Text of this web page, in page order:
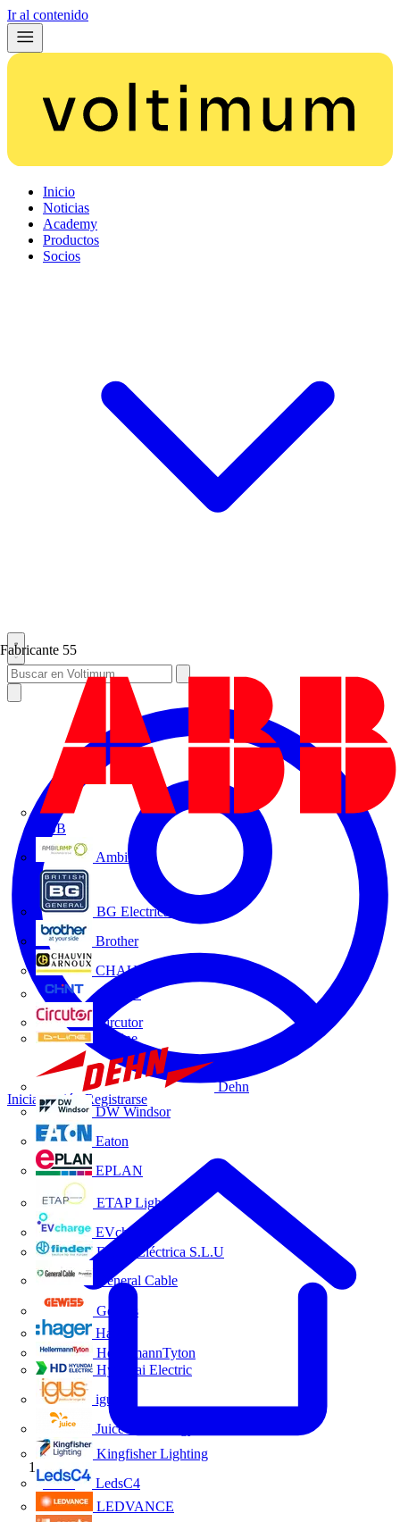
Ir al contenido
Inicio
Noticias
Academy
Productos
Socios
Fabricante 55
ABB
Ambilamp
BG Electrical
Brother
CHAUVIN ARNOUX
CHINT
Circutor
D-Line
Dehn
DW Windsor
Eaton
EPLAN
ETAP Lighting
EVcharge
Finder Eléctrica S.L.U
General Cable
Gewiss
Hager
HellermannTyton
Hyundai Electric
igus
Juice Technology
Kingfisher Lighting
LedsC4
LEDVANCE
Iniciar sesión Registrarse
Inicio